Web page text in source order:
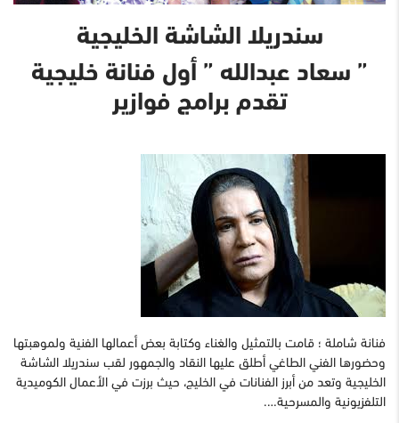
سندريلا الشاشة الخليجية
” سعاد عبدالله ”أول فنانة خليجية
تقدم برامج فوازير
فنانة شاملة ؛ قامت بالتمثيل والغناء وكتابة بعض أعمالها الفنية ولموهبتها
وحضورها الفني الطاغي أطلق عليها النقاد والجمهور لقب سندريلا الشاشة
الخليجية وتعد من أبرز الفنانات في الخليج، حيث برزت في الأعمال الكوميدية
التلفزيونية والمسرحية….